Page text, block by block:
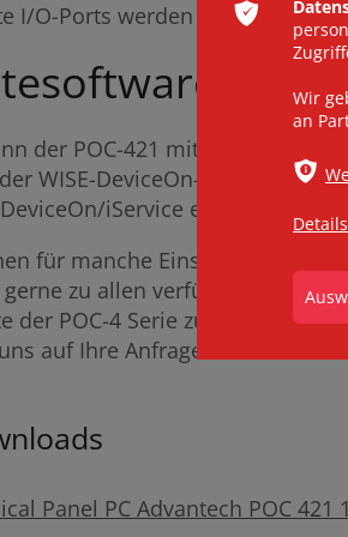
I/O-Ports werden unterstützt
der POC-421 mit der
WISE-DeviceOn-Plattform.
iService eine einfache
für manche Einsatzorte zu
gerne zu allen verfügbaren
der POC-4 Serie zu einer
auf Ihre Anfrage.
Panel PC Advantech POC 421
ͳ
Wir
an
ѣ
Details